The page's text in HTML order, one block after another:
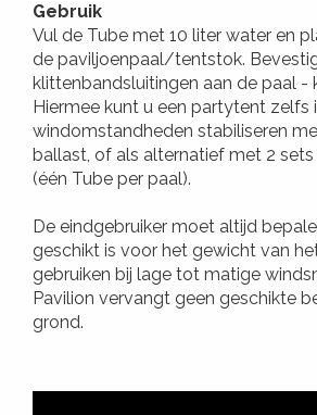
Gebruik
Vul de Tube met 10 liter water en
de paviljoenpaal/tentstok.
klittenbandsluitingen aan de paal -
Hiermee kunt u een partytent zelfs
windomstandheden stabiliseren
ballast, of als alternatief met 2
(één Tube per paal).
De eindgebruiker moet altijd
geschikt is voor het gewicht van
gebruiken bij lage tot matige
Pavilion vervangt geen geschikte
grond.